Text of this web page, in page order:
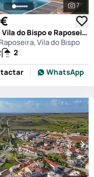
Ver
7
Moradia T2 em Vila do Bispo e Raposeira, Vila do Bispo
Vila do Bispo
2
WhatsApp